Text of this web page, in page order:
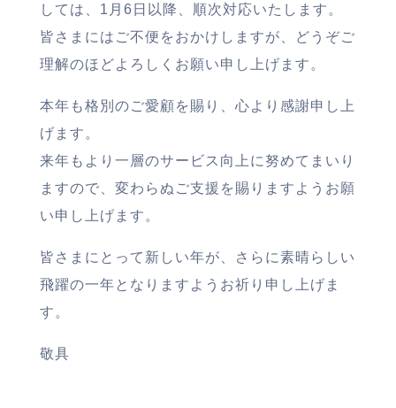
しては、1月6日以降、順次対応いたします。
皆さまにはご不便をおかけしますが、どうぞご
理解のほどよろしくお願い申し上げます。
本年も格別のご愛顧を賜り、心より感謝申し上
げます。
来年もより一層のサービス向上に努めてまいり
ますので、変わらぬご支援を賜りますようお願
い申し上げます。
皆さまにとって新しい年が、さらに素晴らしい
飛躍の一年となりますようお祈り申し上げま
す。
敬具